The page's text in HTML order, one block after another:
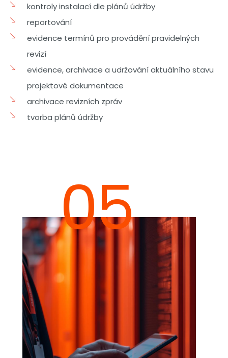
kontroly instalací dle plánů údržby
reportování
evidence termínů pro provádění pravidelných
revizí
evidence, archivace a udržování aktuálního stavu
projektové dokumentace
archivace revizních zpráv
tvorba plánů údržby
05